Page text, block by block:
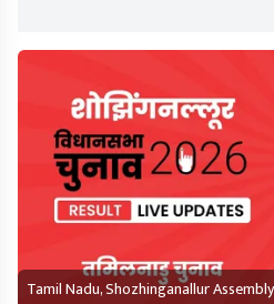
Tamil Nadu, Shozhinganallur